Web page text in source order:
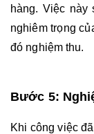
hàng. Việc này
nghiêm trọng
đó nghiệm thu.
Bước 5:
Khi công việc